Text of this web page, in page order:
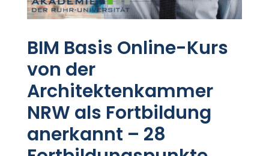
BIM Basis Online-Kurs
von der
Architektenkammer
NRW als Fortbildung
anerkannt – 28